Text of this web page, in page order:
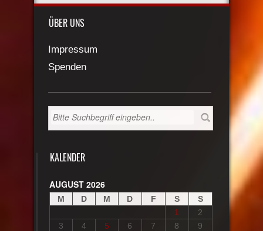
ÜBER UNS
Impressum
Spenden
KALENDER
AUGUST 2026
M D M D F S
S
1
2
3
4 5 6 7 8
9